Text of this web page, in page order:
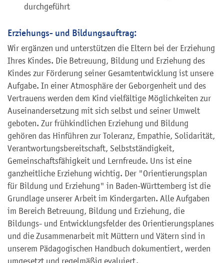
durchgeführt
Erziehungs- und Bildungsauftrag:
Wir ergänzen und unterstützen die Eltern bei der Erziehung
Ihres Kindes. Die Betreuung, Bildung und Erziehung des
Kindes zur Förderung seiner Gesamtentwicklung ist unsere
Aufgabe. In einer Atmosphäre der Geborgenheit und des
Vertrauens werden dem Kind vielfältige Möglichkeiten zur
Auseinandersetzung mit sich selbst und seiner Umwelt
geboten. Zur frühkindlichen Erziehung und Bildung
gehören das Hinführen zur Toleranz, Empathie, Solidarität,
Verantwortungsbereitschaft, Selbstständigkeit,
Gemeinschaftsfähigkeit und Lernfreude. Uns ist eine
ganzheitliche Erziehung wichtig. Der "Orientierungsplan
für Bildung und Erziehung" in Baden-Württemberg ist die
Grundlage unserer Arbeit im Kindergarten. Alle Aufgaben
im Bereich Betreuung, Bildung und Erziehung, die
Bildungs- und Entwicklungsfelder des Orientierungsplanes
und die Zusammenarbeit mit Müttern und Vätern sind in
unserem Pädagogischen Handbuch dokumentiert, werden